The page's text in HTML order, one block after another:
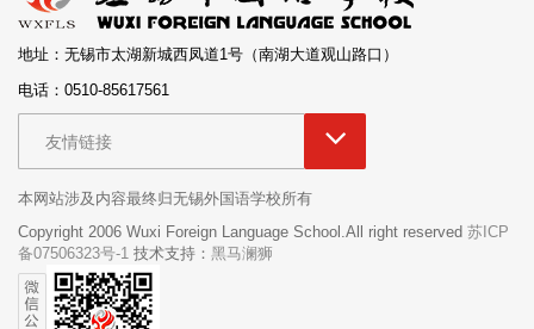
地址：无锡市太湖新城西凤道1号（南湖大道观山路口）
电话：0510-85617561
友情链接
本网站涉及内容最终归无锡外国语学校所有
Copyright 2006 Wuxi Foreign Language School.All right reserved 苏ICP
备07506323号-1 技术支持： 黑马澜狮